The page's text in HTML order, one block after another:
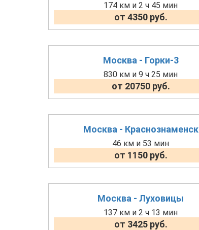
174 км и 2 ч 45 мин
от 4350 руб.
Москва - Горки-3
830 км и 9 ч 25 мин
от 20750 руб.
Москва - Краснознаменск
46 км и 53 мин
от 1150 руб.
Москва - Луховицы
137 км и 2 ч 13 мин
от 3425 руб.